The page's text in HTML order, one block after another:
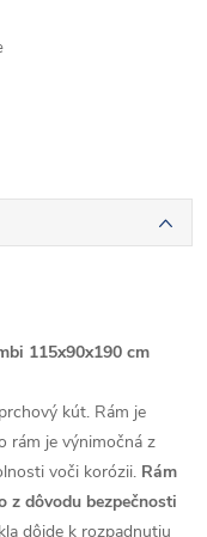
115x90x190 cm
kút. Rám je
rám je výnimočná z
voči korózii. Rám
z dôvodu bezpečnosti
dôjde k rozpadnutiu